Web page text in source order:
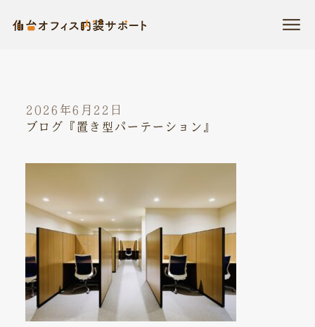
2026年6月22日
ブログ『置き型パーテーション』